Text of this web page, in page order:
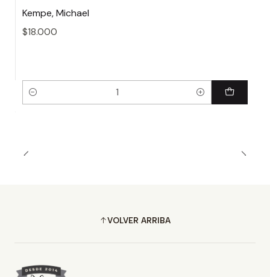
Kempe, Michael
$18.000
Cantidad
VOLVER ARRIBA